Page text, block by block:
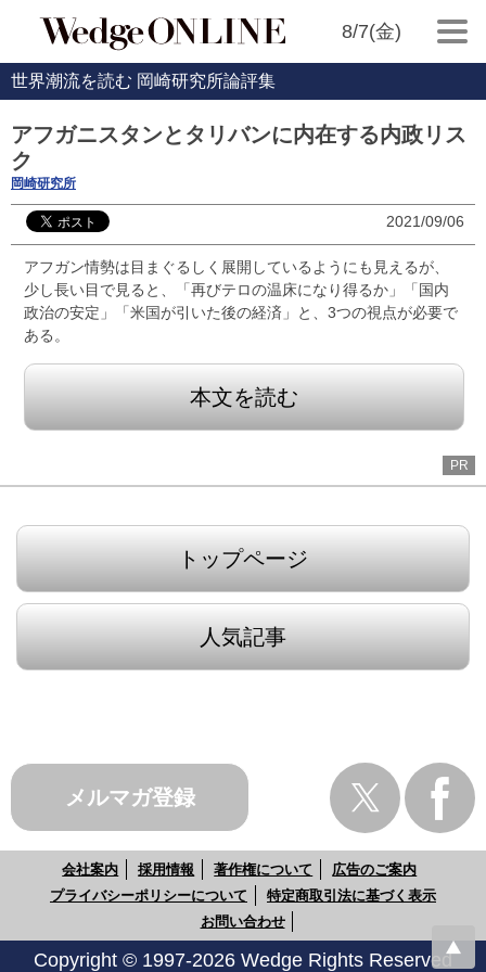
8/7(金)
世界潮流を読む 岡崎研究所論評集
アフガニスタンとタリバンに内在する内政リス
ク
岡崎研究所
2021/09/06
アフガン情勢は目まぐるしく展開しているようにも見えるが、
少し長い目で見ると、「再びテロの温床になり得るか」「国内
政治の安定」「米国が引いた後の経済」と、3つの視点が必要で
ある。
本文を読む
PR
トップページ
人気記事
メルマガ登録
会社案内 採用情報 著作権について
広告のご案内
プライバシーポリシーについて
特定商取引法に基づく表示
お問い合わせ
Copyright © 1997-2026 Wedge Rights Reserved